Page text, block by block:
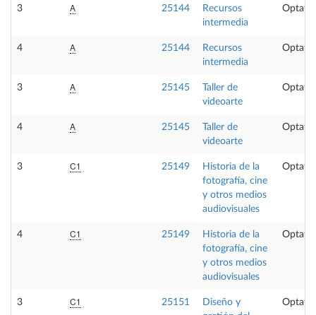
3 A 25144
Recursos
intermedia
4 A 25144
Recursos
intermedia
3 A 25145
Taller de
videoarte
4 A 25145
Taller de
videoarte
3 C1 25149
Historia de la
fotografía, cine
y otros medios
audiovisuales
4 C1 25149
Historia de la
fotografía, cine
y otros medios
audiovisuales
3 C1 25151
Diseño y